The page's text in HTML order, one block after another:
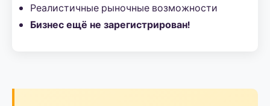
Реалистичные рыночные возможности
Бизнес ещё не зарегистрирован!